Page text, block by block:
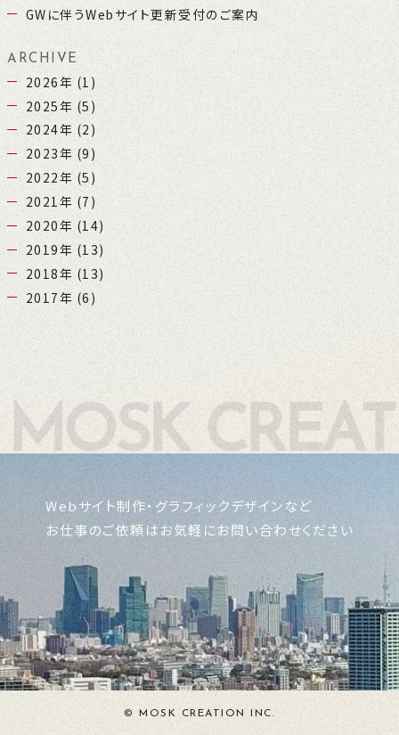
GWに伴うWebサイト更新受付のご案内
ARCHIVE
2026年 (1)
2025年 (5)
2024年 (2)
2023年 (9)
2022年 (5)
2021年 (7)
2020年 (14)
2019年 (13)
2018年 (13)
2017年 (6)
Webサイト制作・グラフィックデザインなど
お仕事のご依頼はお気軽にお問い合わせください
© MOSK CREATION INC.